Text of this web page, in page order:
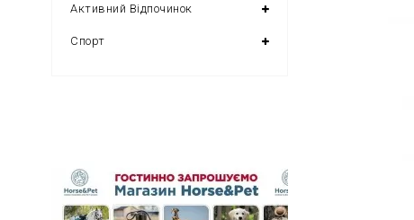
Активний Відпочинок
Спорт